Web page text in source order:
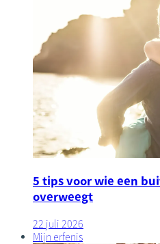
5 tips voor wie een
overweegt
22 juli 2026
Mijn erfenis